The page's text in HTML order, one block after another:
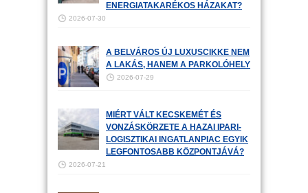
ENERGIATAKARÉKOS HÁZAKAT?
2026-07-30
A BELVÁROS ÚJ LUXUSCIKKE NEM
A LAKÁS, HANEM A PARKOLÓHELY
2026-07-29
MIÉRT VÁLT KECSKEMÉT ÉS
VONZÁSKÖRZETE A HAZAI IPARI-
LOGISZTIKAI INGATLANPIAC EGYIK
LEGFONTOSABB KÖZPONTJÁVÁ?
2026-07-21